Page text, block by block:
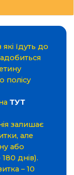
їдуть до
полісу
ТУТ
залишає
але
або
днів).
– 10